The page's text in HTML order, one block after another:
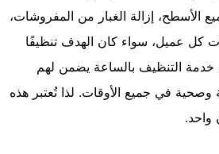
الأسطح، إزالة الغبار من المفروشات،
كل عميل، سواء كان الهدف تنظيفًا
خدمة التنظيف بالساعة يضمن لهم
وصحية في جميع الأوقات. لذا تُعتبر هذه
واحد.